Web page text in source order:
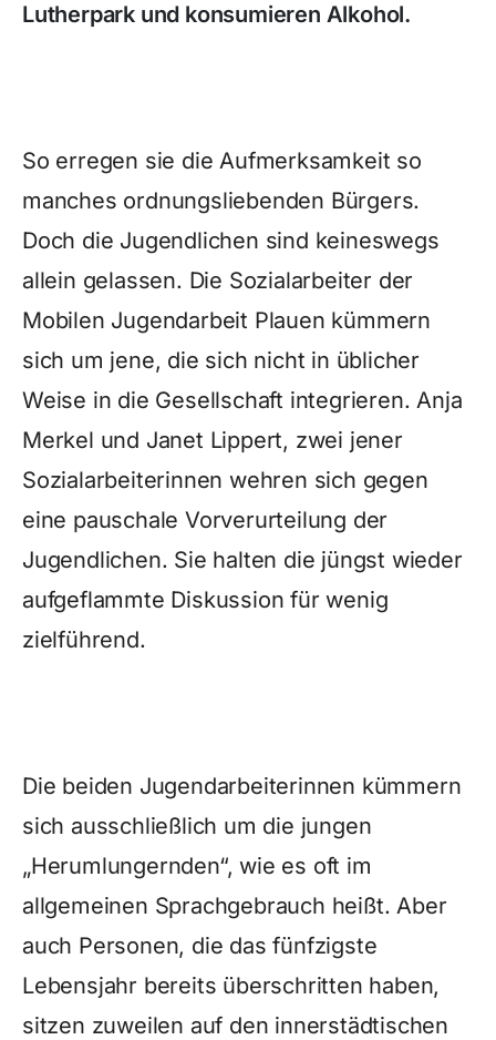
Lutherpark und konsumieren Alkohol.
So erregen sie die Aufmerksamkeit so
manches ordnungsliebenden Bürgers.
Doch die Jugendlichen sind keineswegs
allein gelassen. Die Sozialarbeiter der
Mobilen Jugendarbeit Plauen kümmern
sich um jene, die sich nicht in üblicher
Weise in die Gesellschaft integrieren. Anja
Merkel und Janet Lippert, zwei jener
Sozialarbeiterinnen wehren sich gegen
eine pauschale Vorverurteilung der
Jugendlichen. Sie halten die jüngst wieder
aufgeflammte Diskussion für wenig
zielführend.
Die beiden Jugendarbeiterinnen kümmern
sich ausschließlich um die jungen
„Herumlungernden“, wie es oft im
allgemeinen Sprachgebrauch heißt. Aber
auch Personen, die das fünfzigste
Lebensjahr bereits überschritten haben,
sitzen zuweilen auf den innerstädtischen